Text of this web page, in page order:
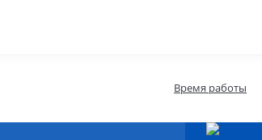
Время работы